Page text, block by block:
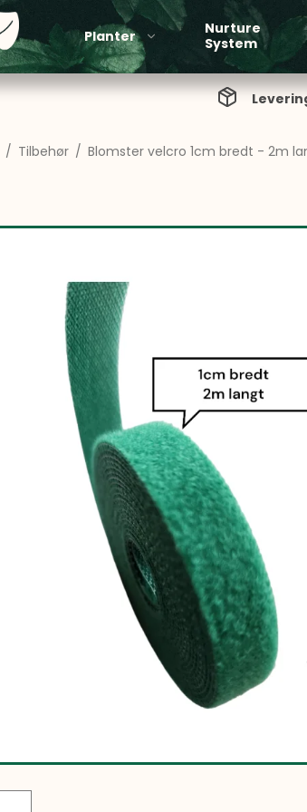
Planter
Nurture
System
/ Tilbehør / Blomster velcro 1cm bredt - 2m